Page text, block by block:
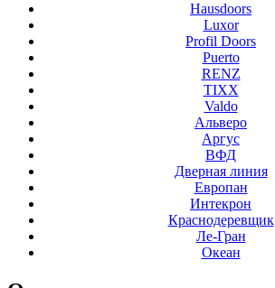
Hausdoors
Luxor
Profil Doors
Puerto
RENZ
TIXX
Valdo
Альверо
Аргус
ВФД
Дверная линия
Европан
Интекрон
Краснодеревщик
Ле-Гран
Океан